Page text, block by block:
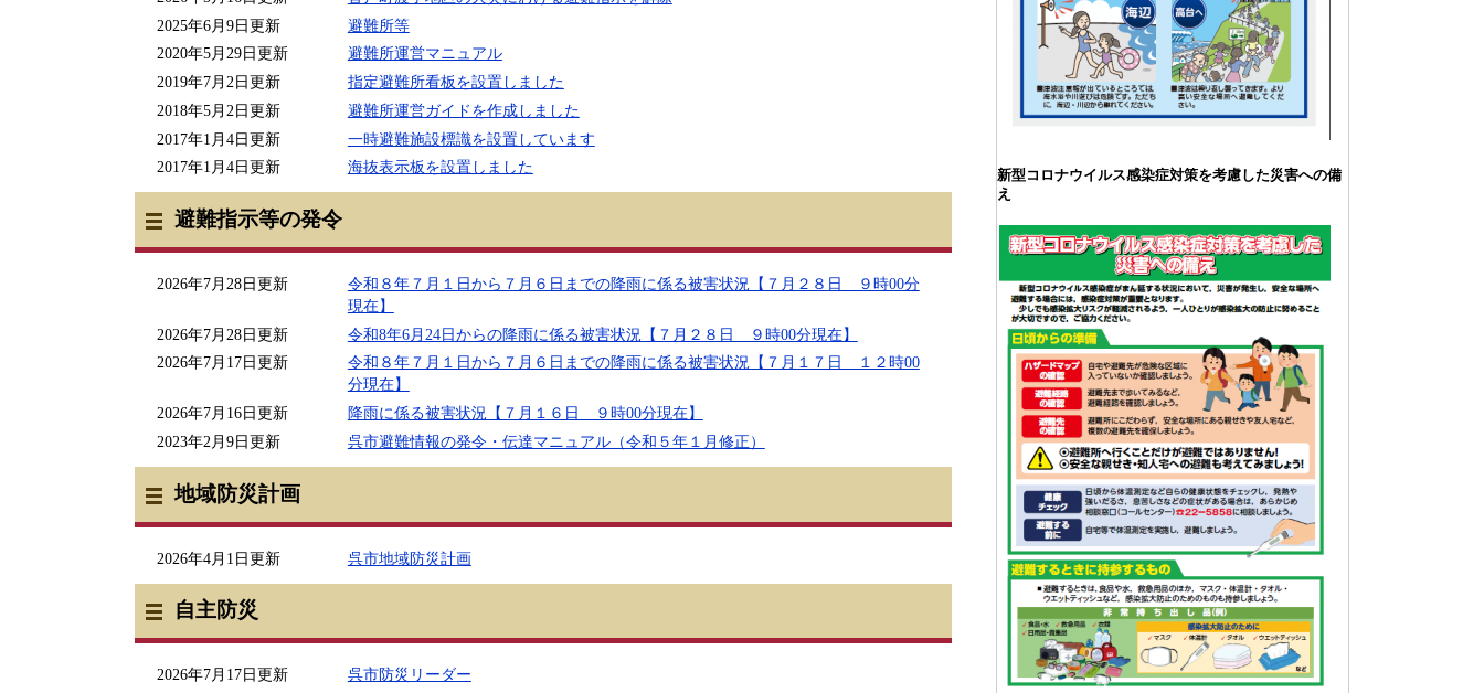
2025年6月9日更新
避難所等
2020年5月29日更新
避難所運営マニュアル
2019年7月2日更新
指定避難所看板を設置しました
2018年5月2日更新
避難所運営ガイドを作成しました
2017年1月4日更新
一時避難施設標識を設置しています
2017年1月4日更新
海抜表示板を設置しました
避難指示等の発令
2026年7月28日更新
令和８年７月１日から７月６日までの降雨に係る被害状況【７月２８日 ９時00分
現在】
2026年7月28日更新
令和8年6月24日からの降雨に係る被害状況【７月２８日 ９時00分現在】
2026年7月17日更新
令和８年７月１日から７月６日までの降雨に係る被害状況【７月１７日 １２時00
分現在】
2026年7月16日更新
降雨に係る被害状況【７月１６日 ９時00分現在】
2023年2月9日更新
呉市避難情報の発令・伝達マニュアル（令和５年１月修正）
地域防災計画
2026年4月1日更新 呉市地域防災計画
自主防災
2026年7月17日更新
呉市防災リーダー
新型コロナウイルス感染症対策を考慮した災害への備
え